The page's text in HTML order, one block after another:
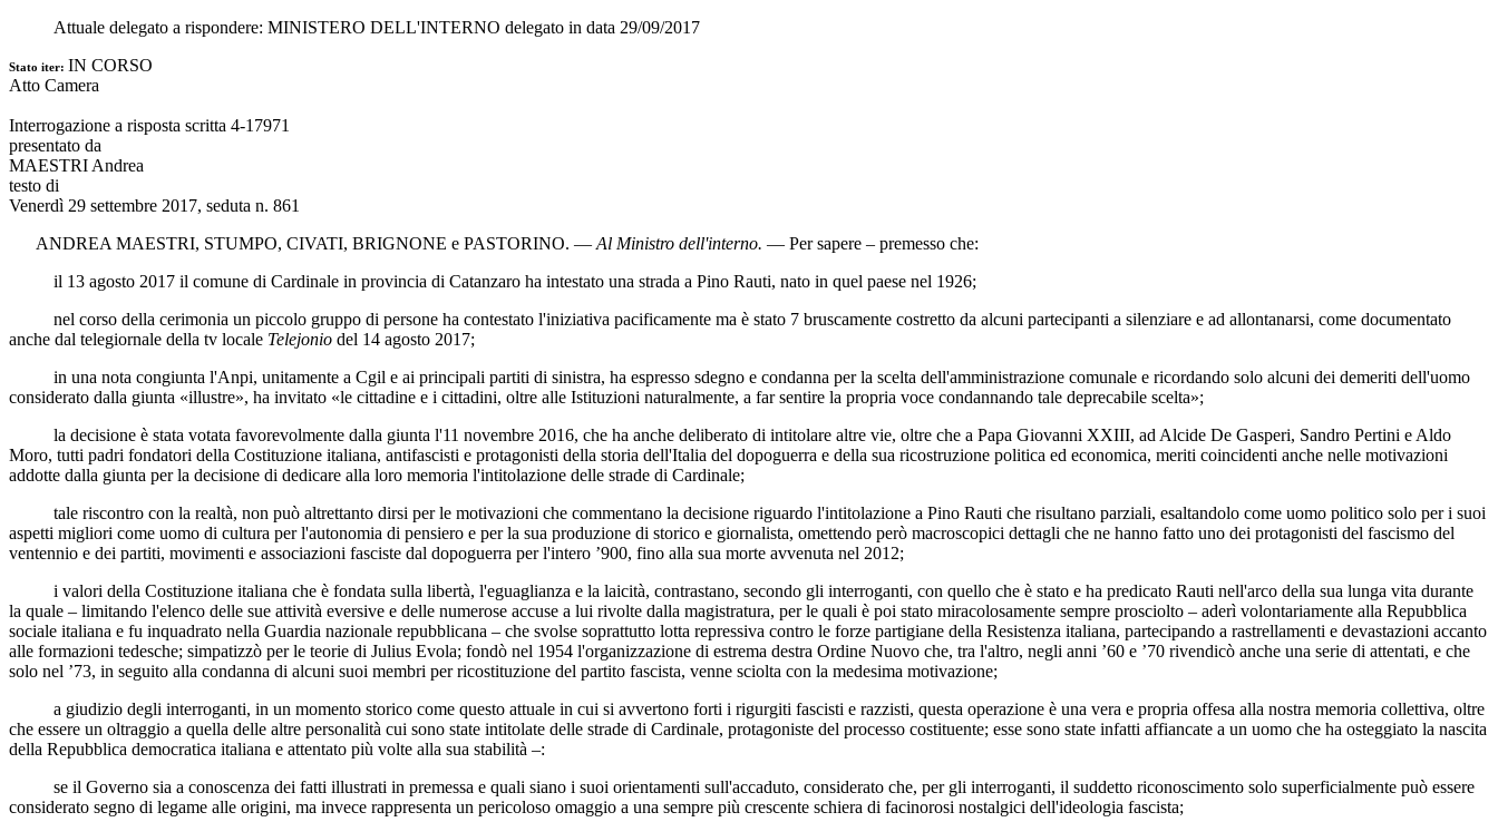
Attuale delegato a rispondere: MINISTERO DELL'INTERNO delegato in data 29/09/2017
Stato iter: IN CORSO
Atto Camera
Interrogazione a risposta scritta 4-17971
presentato da
MAESTRI Andrea
testo di
Venerdì 29 settembre 2017, seduta n. 861
ANDREA MAESTRI, STUMPO, CIVATI, BRIGNONE e PASTORINO. — Al Ministro dell'interno. — Per sapere – premesso che:
il 13 agosto 2017 il comune di Cardinale in provincia di Catanzaro ha intestato una strada a Pino Rauti, nato in quel paese nel 1926;
nel corso della cerimonia un piccolo gruppo di persone ha contestato l'iniziativa pacificamente ma è stato 7 bruscamente costretto da alcuni partecipanti a silenziare e ad allontanarsi, come documentato
anche dal telegiornale della tv locale Telejonio del 14 agosto 2017;
in una nota congiunta l'Anpi, unitamente a Cgil e ai principali partiti di sinistra, ha espresso sdegno e condanna per la scelta dell'amministrazione comunale e ricordando solo alcuni dei demeriti dell'uomo
considerato dalla giunta «illustre», ha invitato «le cittadine e i cittadini, oltre alle Istituzioni naturalmente, a far sentire la propria voce condannando tale deprecabile scelta»;
la decisione è stata votata favorevolmente dalla giunta l'11 novembre 2016, che ha anche deliberato di intitolare altre vie, oltre che a Papa Giovanni XXIII, ad Alcide De Gasperi, Sandro Pertini e Aldo
Moro, tutti padri fondatori della Costituzione italiana, antifascisti e protagonisti della storia dell'Italia del dopoguerra e della sua ricostruzione politica ed economica, meriti coincidenti anche nelle motivazioni
addotte dalla giunta per la decisione di dedicare alla loro memoria l'intitolazione delle strade di Cardinale;
tale riscontro con la realtà, non può altrettanto dirsi per le motivazioni che commentano la decisione riguardo l'intitolazione a Pino Rauti che risultano parziali, esaltandolo come uomo politico solo per i suoi
aspetti migliori come uomo di cultura per l'autonomia di pensiero e per la sua produzione di storico e giornalista, omettendo però macroscopici dettagli che ne hanno fatto uno dei protagonisti del fascismo del
ventennio e dei partiti, movimenti e associazioni fasciste dal dopoguerra per l'intero ’900, fino alla sua morte avvenuta nel 2012;
i valori della Costituzione italiana che è fondata sulla libertà, l'eguaglianza e la laicità, contrastano, secondo gli interroganti, con quello che è stato e ha predicato Rauti nell'arco della sua lunga vita durante
la quale – limitando l'elenco delle sue attività eversive e delle numerose accuse a lui rivolte dalla magistratura, per le quali è poi stato miracolosamente sempre prosciolto – aderì volontariamente alla Repubblica
sociale italiana e fu inquadrato nella Guardia nazionale repubblicana – che svolse soprattutto lotta repressiva contro le forze partigiane della Resistenza italiana, partecipando a rastrellamenti e devastazioni accanto
alle formazioni tedesche; simpatizzò per le teorie di Julius Evola; fondò nel 1954 l'organizzazione di estrema destra Ordine Nuovo che, tra l'altro, negli anni ’60 e ’70 rivendicò anche una serie di attentati, e che
solo nel ’73, in seguito alla condanna di alcuni suoi membri per ricostituzione del partito fascista, venne sciolta con la medesima motivazione;
a giudizio degli interroganti, in un momento storico come questo attuale in cui si avvertono forti i rigurgiti fascisti e razzisti, questa operazione è una vera e propria offesa alla nostra memoria collettiva, oltre
che essere un oltraggio a quella delle altre personalità cui sono state intitolate delle strade di Cardinale, protagoniste del processo costituente; esse sono state infatti affiancate a un uomo che ha osteggiato la nascita
della Repubblica democratica italiana e attentato più volte alla sua stabilità –:
se il Governo sia a conoscenza dei fatti illustrati in premessa e quali siano i suoi orientamenti sull'accaduto, considerato che, per gli interroganti, il suddetto riconoscimento solo superficialmente può essere
considerato segno di legame alle origini, ma invece rappresenta un pericoloso omaggio a una sempre più crescente schiera di facinorosi nostalgici dell'ideologia fascista;